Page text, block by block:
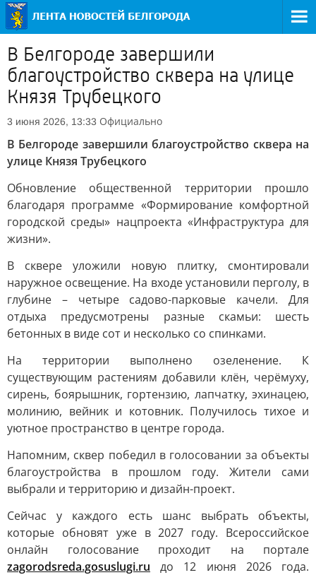
В Белгороде завершили
благоустройство сквера на улице
Князя Трубецкого
3 июня 2026, 13:33 Официально
В Белгороде завершили благоустройство сквера на
улице Князя Трубецкого
Обновление общественной территории прошло
благодаря программе «Формирование комфортной
городской среды» нацпроекта «Инфраструктура для
жизни».
В сквере уложили новую плитку, смонтировали
наружное освещение. На входе установили перголу, в
глубине – четыре садово-парковые качели. Для
отдыха предусмотрены разные скамьи: шесть
бетонных в виде сот и несколько со спинками.
На территории выполнено озеленение. К
существующим растениям добавили клён, черёмуху,
сирень, боярышник, гортензию, лапчатку, эхинацею,
молинию, вейник и котовник. Получилось тихое и
уютное пространство в центре города.
Напомним, сквер победил в голосовании за объекты
благоустройства в прошлом году. Жители сами
выбрали и территорию и дизайн-проект.
Сейчас у каждого есть шанс выбрать объекты,
которые обновят уже в 2027 году. Всероссийское
онлайн голосование проходит на портале
zagorodsreda.gosuslugi.ru до 12 июня 2026 года.